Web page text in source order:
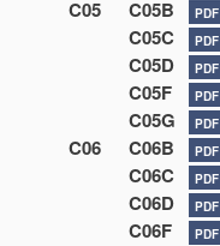
C05 C05B PDF
C05C PDF
C05D PDF
C05F PDF
C05G PDF
C06 C06B PDF
C06C PDF
C06D PDF
C06F PDF